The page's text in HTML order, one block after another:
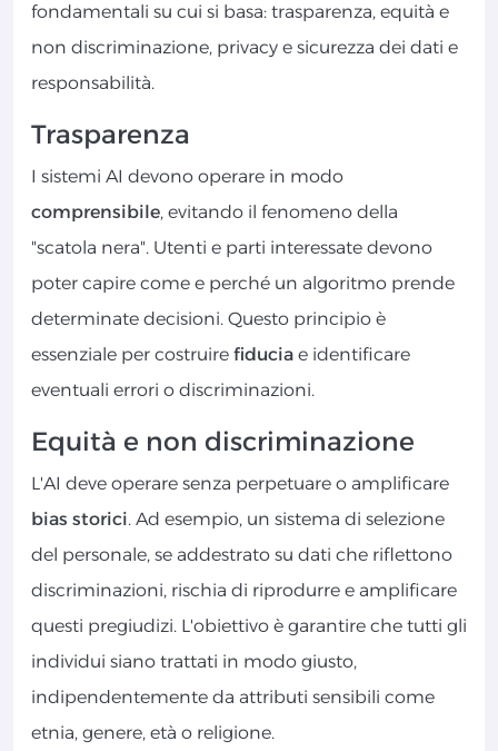
fondamentali su cui si basa: trasparenza, equità e
non discriminazione, privacy e sicurezza dei dati e
responsabilità.
Trasparenza
I sistemi AI devono operare in modo
comprensibile, evitando il fenomeno della
"scatola nera". Utenti e parti interessate devono
poter capire come e perché un algoritmo prende
determinate decisioni. Questo principio è
essenziale per costruire fiducia e identificare
eventuali errori o discriminazioni.
Equità e non discriminazione
L'AI deve operare senza perpetuare o amplificare
bias storici. Ad esempio, un sistema di selezione
del personale, se addestrato su dati che riflettono
discriminazioni, rischia di riprodurre e amplificare
questi pregiudizi. L'obiettivo è garantire che tutti gli
individui siano trattati in modo giusto,
indipendentemente da attributi sensibili come
etnia, genere, età o religione.